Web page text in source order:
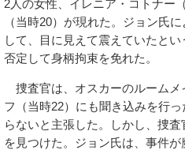
2人の女性、イレニア・コトナー
（当時20）が現れた。ジョン氏
して、目に見えて震えていたと
否定して身柄拘束を免れた。
捜査官は、オスカーのルームメ
フ（当時22）にも聞き込みを行
らないと主張した。しかし、捜
を見つけた。ジョン氏は、事件